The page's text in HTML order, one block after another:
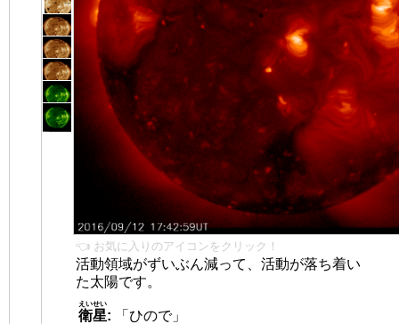
👈 お気に入りのアイコンをクリック！
活動領域がずいぶん減って、活動が落ち着い
た太陽です。
衛星
えいせい
:
「ひので」